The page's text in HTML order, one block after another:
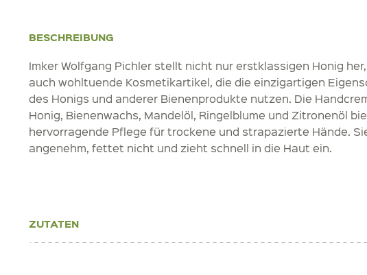
BESCHREIBUNG
Imker Wolfgang Pichler stellt nicht nur erstklassigen Honig
auch wohltuende Kosmetikartikel, die die einzigartigen
des Honigs und anderer Bienenprodukte nutzen. Die
Honig, Bienenwachs, Mandelöl, Ringelblume und Zitronenöl
hervorragende Pflege für trockene und strapazierte Hände.
angenehm, fettet nicht und zieht schnell in die Haut ein.
ZUTATEN